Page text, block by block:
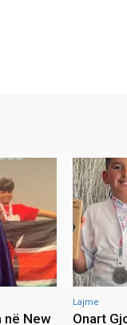
në New
Lajme
Onart